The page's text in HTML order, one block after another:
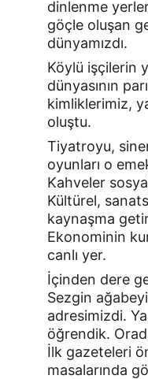
dinlenme
göçle oluşan
dünyamızdı.
Köylü işçilerin
dünyasının
kimliklerimiz,
oluştu.
Tiyatroyu,
oyunları o
Kahveler
Kültürel,
kaynaşma
Ekonominin
canlı yer.
İçinden dere
Sezgin
adresimizdi.
öğrendik.
İlk gazeteleri
masalarında